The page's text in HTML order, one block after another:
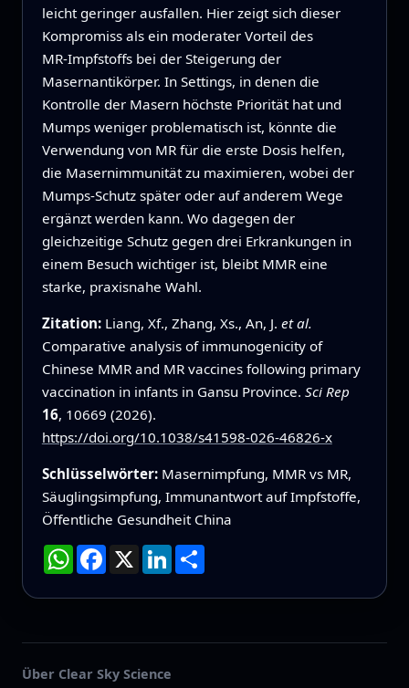
leicht geringer ausfallen. Hier zeigt sich dieser
Kompromiss als ein moderater Vorteil des
MR‑Impfstoffs bei der Steigerung der
Masernantikörper. In Settings, in denen die
Kontrolle der Masern höchste Priorität hat und
Mumps weniger problematisch ist, könnte die
Verwendung von MR für die erste Dosis helfen,
die Masernimmunität zu maximieren, wobei der
Mumps‑Schutz später oder auf anderem Wege
ergänzt werden kann. Wo dagegen der
gleichzeitige Schutz gegen drei Erkrankungen in
einem Besuch wichtiger ist, bleibt MMR eine
starke, praxisnahe Wahl.
Zitation: Liang, Xf., Zhang, Xs., An, J. et al.
Comparative analysis of immunogenicity of
Chinese MMR and MR vaccines following primary
vaccination in infants in Gansu Province. Sci Rep
16, 10669 (2026).
https://doi.org/10.1038/s41598-026-46826-x
Schlüsselwörter: Masernimpfung, MMR vs MR,
Säuglingsimpfung, Immunantwort auf Impfstoffe,
Öffentliche Gesundheit China
WhatsApp
Facebook
X LinkedInTeilen
Über Clear Sky Science